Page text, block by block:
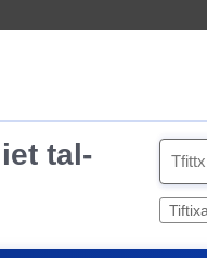
tal-
e